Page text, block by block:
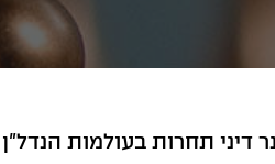
דיני תחרות בעולמות